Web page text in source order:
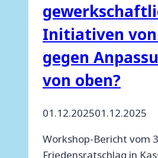
Initiativen
gegen
von oben?
01.12.202501.12.2025
Workshop-Bericht vom
Friedensratschlag in